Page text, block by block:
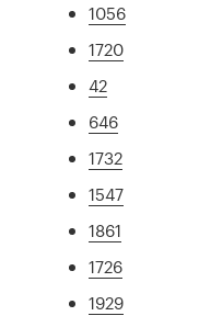
1056
1720
42
646
1732
1547
1861
1726
1929